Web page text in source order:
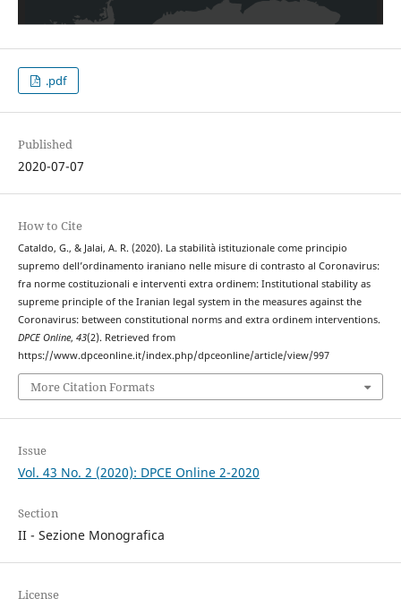
.pdf
Published
2020-07-07
How to Cite
Cataldo, G., & Jalai, A. R. (2020). La stabilità istituzionale come principio
supremo dell’ordinamento iraniano nelle misure di contrasto al Coronavirus:
fra norme costituzionali e interventi extra ordinem: Institutional stability as
supreme principle of the Iranian legal system in the measures against the
Coronavirus: between constitutional norms and extra ordinem interventions.
DPCE Online, 43(2). Retrieved from
https://www.dpceonline.it/index.php/dpceonline/article/view/997
More Citation Formats
Issue
Vol. 43 No. 2 (2020): DPCE Online 2-2020
Section
II - Sezione Monografica
License